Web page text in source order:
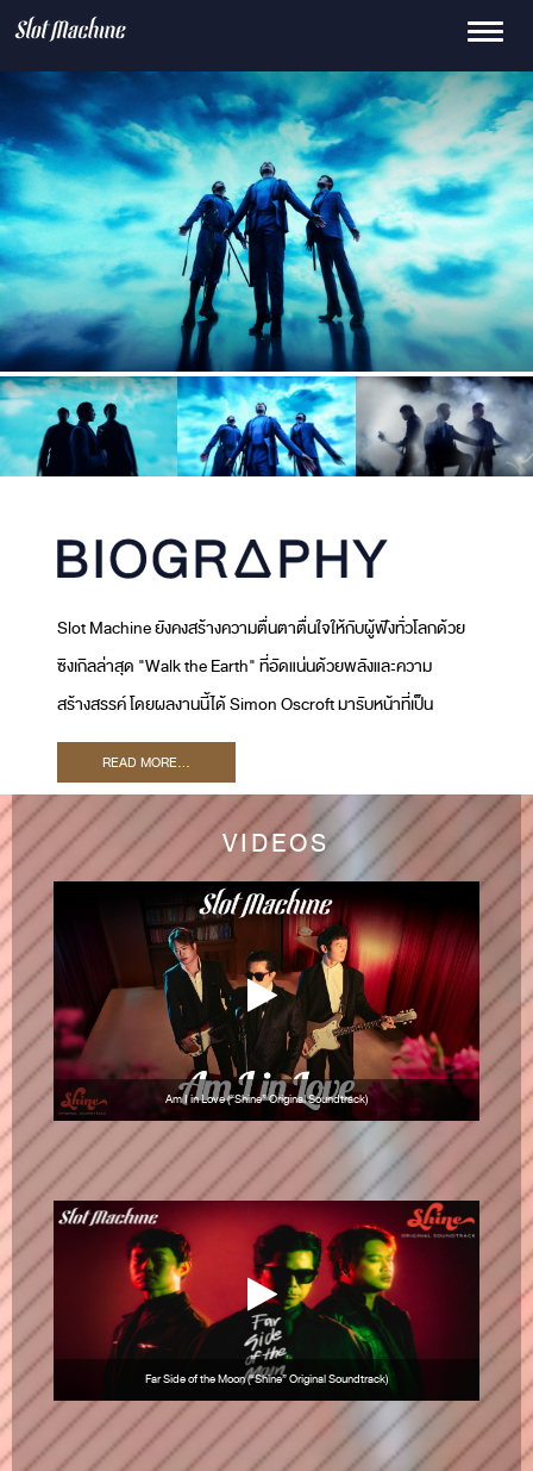
Slot Machine ยังคงสร้างความตื่นตาตื่นใจให้กับผู้ฟังทั่วโลกด้วย
ซิงเกิลล่าสุด "Walk the Earth" ที่อัดแน่นด้วยพลังและความ
สร้างสรรค์ โดยผลงานนี้ได้ Simon Oscroft มารับหน้าที่เป็น
โปรดิวเซอร์ และ Ryan Tedder เจ้าของรางวัลแกรมมี่มาร่วมเป็น
Executive Producer เพลงนี้สะท้อนให้เห็นถึงภารกิจของ Slot
Machine ในการพัฒนาซาวด์ใหม่ ๆ และขยายฐานผู้ฟังทั่วโลก
READ MORE...
VIDEOS
Am I in Love (“Shine” Original Soundtrack)
Far Side of the Moon (“Shine” Original Soundtrack)